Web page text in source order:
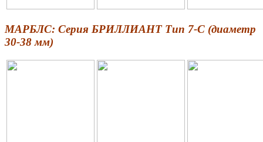
МАРБЛС: Серия БРИЛЛИАНТ Тип 7-С (диаметр
30-38 мм)